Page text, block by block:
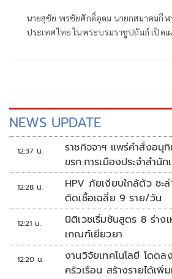
นายสุชัย พรชัยศักดิ์อุดม นายกสมาคมกี
ประเทศไทย ในพระบรมราชูปถัมภ์ เปิดเ
NEWS UPDATE
12:37 น.
ราชกิจจาฯ แพร่คำสั่งอนุ
ขรก.การเมืองประจำสำนั
12:28 น.
HPV ภัยเงียบใกล้ตัว ชะ
ติดเชื้อเฉลี่ย 9 ราย/วัน
12:21 น.
นิติเวชเริ่มชันสูตร 8 ร่าง
เกณฑ์เยียวยา
12:20 น.
งานวิจัยเทคโนโลยี โดด
ครัวเรือน สร้างรายได้เพิ่